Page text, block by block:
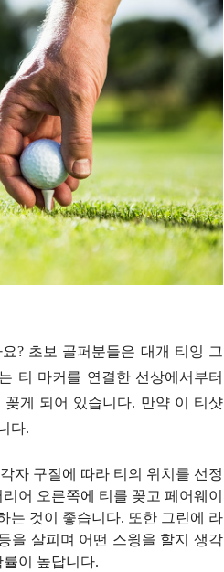
? 초보 골퍼분들은 대개 티잉 그
티 마커를 연결한 선상에서부터
게 되어 있습니다. 만약 이 티샷
다.
자 구질에 따라 티의 위치를 선정
어 오른쪽에 티를 꽂고 페어웨이
는 것이 좋습니다. 또한 그린에 라
을 살피며 어떤 스윙을 할지 생각
이 높답니다.